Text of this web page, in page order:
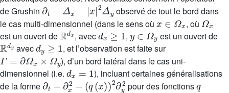
de Grushin
∂t-Δx-|x|2 Δy
observé de tout le bord dans
le cas multi-dimensionnel (dans le sens où
x∈Ωx
, où
Ωx
est un ouvert de
ℝdx
, avec
dx≥1
,
y∈Ωy
est un ouvert de
ℝdy
avec
dy≥1
, et l’observation est faite sur
Γ=∂ Ωx×Ωy
), d’un bord latéral dans le cas uni-
dimensionnel (i.e.
d x=1
), incluant certaines généralisations
de la forme
∂t -∂x2-(q (x ))2 ∂y2
pour des fonctions
q